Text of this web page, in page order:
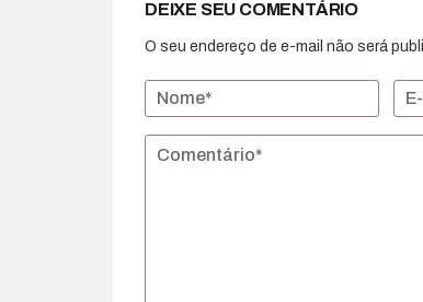
DEIXE SEU COMENTÁRIO
O seu endereço de e-mail não será